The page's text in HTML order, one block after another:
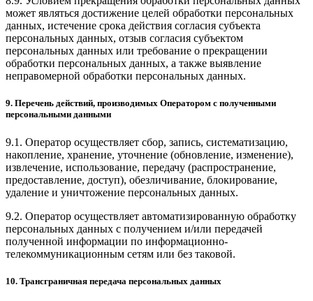
может являться достижение целей обработки персональных
данных, истечение срока действия согласия субъекта
персональных данных, отзыв согласия субъектом
персональных данных или требование о прекращении
обработки персональных данных, а также выявление
неправомерной обработки персональных данных.
9. Перечень действий, производимых Оператором с полученными
персональными данными
9.1. Оператор осуществляет сбор, запись, систематизацию,
накопление, хранение, уточнение (обновление, изменение),
извлечение, использование, передачу (распространение,
предоставление, доступ), обезличивание, блокирование,
удаление и уничтожение персональных данных.
9.2. Оператор осуществляет автоматизированную обработку
персональных данных с получением и/или передачей
полученной информации по информационно-
телекоммуникационным сетям или без таковой.
10. Трансграничная передача персональных данных